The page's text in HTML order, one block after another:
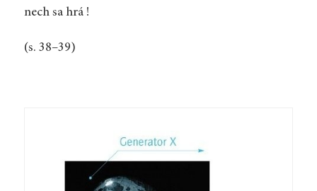
nech sa hrá !
(s. 38–39)